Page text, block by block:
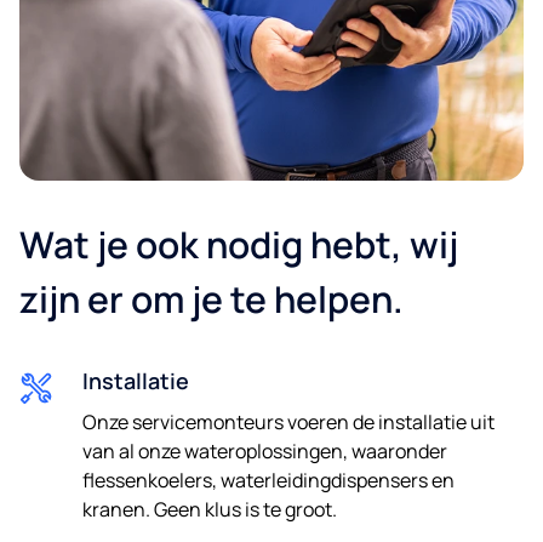
Bedrijf
Postcode*
Wat je ook nodig hebt, wij
zijn er om je te helpen.
Installatie
Onze servicemonteurs voeren de installatie uit
van al onze wateroplossingen, waaronder
flessenkoelers, waterleidingdispensers en
kranen. Geen klus is te groot.